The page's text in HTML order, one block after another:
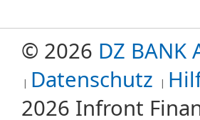
© 2026 DZ BANK
Datenschutz
2026 Infront